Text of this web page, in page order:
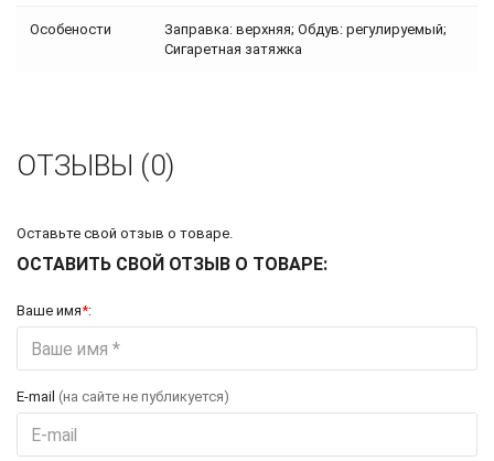
Особености
Заправка: верхняя; Обдув: регулируемый;
Сигаретная затяжка
ОТЗЫВЫ (0)
Оставьте свой отзыв о товаре.
ОСТАВИТЬ СВОЙ ОТЗЫВ О ТОВАРЕ:
Ваше имя*:
E-mail (на сайте не публикуется)